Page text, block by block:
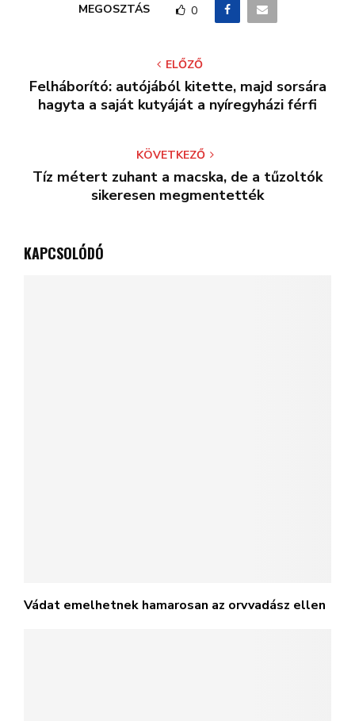
MEGOSZTÁS 0
ELŐZŐ
Felháborító: autójából kitette, majd sorsára
hagyta a saját kutyáját a nyíregyházi férfi
KÖVETKEZŐ
Tíz métert zuhant a macska, de a tűzoltók
sikeresen megmentették
KAPCSOLÓDÓ
Vádat emelhetnek hamarosan az orvvadász ellen